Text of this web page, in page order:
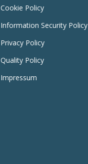
Cookie Policy
Information Security Policy
Privacy Policy
Quality Policy
Impressum